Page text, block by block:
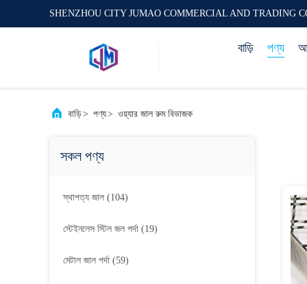
SHENZHOU CITY JUMAO COMMERCIAL AND TRADING
বাড়ি পণ্য
বাড়ি> পণ্য> ওয়্যার জাল রুম বিভাজক
সকল পণ্য
স্থাপত্য জাল (104)
স্টেইনলেস স্টিল জল পর্দা (19)
মেটাল জাল পর্দা (59)